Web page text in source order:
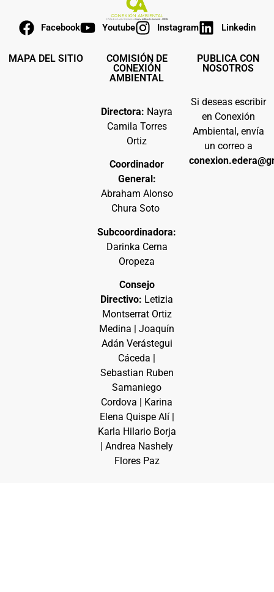
Facebook Youtube Instagram Linkedin
MAPA DEL SITIO
COMISIÓN DE
CONEXIÓN
AMBIENTAL
Directora: Nayra
Camila Torres
Ortiz
Coordinador
General:
Abraham Alonso
Chura Soto
Subcoordinadora:
Darinka Cerna
Oropeza
Consejo
Directivo: Letizia
Montserrat Ortiz
Medina | Joaquín
Adán Verástegui
Cáceda |
Sebastian Ruben
Samaniego
Cordova | Karina
Elena Quispe Alí |
Karla Hilario Borja
| Andrea Nashely
Flores Paz
PUBLICA CON
NOSOTROS
Si deseas escribir
en Conexión
Ambiental, envía
un correo a